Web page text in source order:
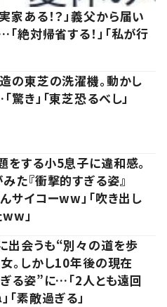
家ある！？」義父から届い
絶対帰省する！」「私が行
の東芝の洗濯機。動かし
き」「東芝恐るべし」
をする小5息子に違和感。
た『衝撃的すぎる姿』
サイコーww」「吹き出し
」
出会うも“別々の道を歩
。しかし10年後の現在
る姿”に…「2人とも遠回
「素敵過ぎる」